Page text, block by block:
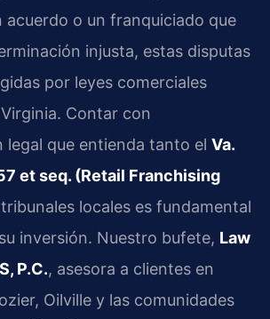
acuerdo o un franquiciado que
injusta, estas disputas
por leyes comerciales
Contar con
legal que entienda tanto el Va.
et seq. (Retail Franchising
locales es fundamental
inversión. Nuestro bufete, Law
P.C., asesora a clientes en
Oilville y las comunidades